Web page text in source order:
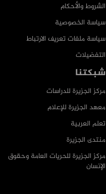
الشروط والأحكام
سياسة الخصوصية
سياسة ملفات تعريف الارتباط
التفضيلات
شبكتنا
مركز الجزيرة للدراسات
معهد الجزيرة للإعلام
تعلم العربية
منتدى الجزيرة
مركز الجزيرة للحريات العامة وحقوق
الإنسان